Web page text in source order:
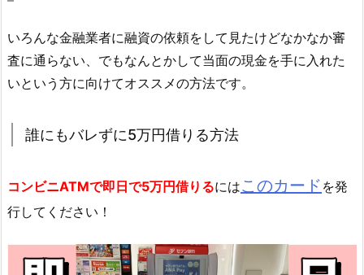
いろんな金融業者に融資の依頼をして見たけどなかなか審
査に通らない、でもなんとかして当面の現金を手に入れた
いという方に向けてオススメの方法です。
誰にもバレずに5万円借りる方法
コンビニATMで即日で5万円借りるにはこのカード を発
行してください！